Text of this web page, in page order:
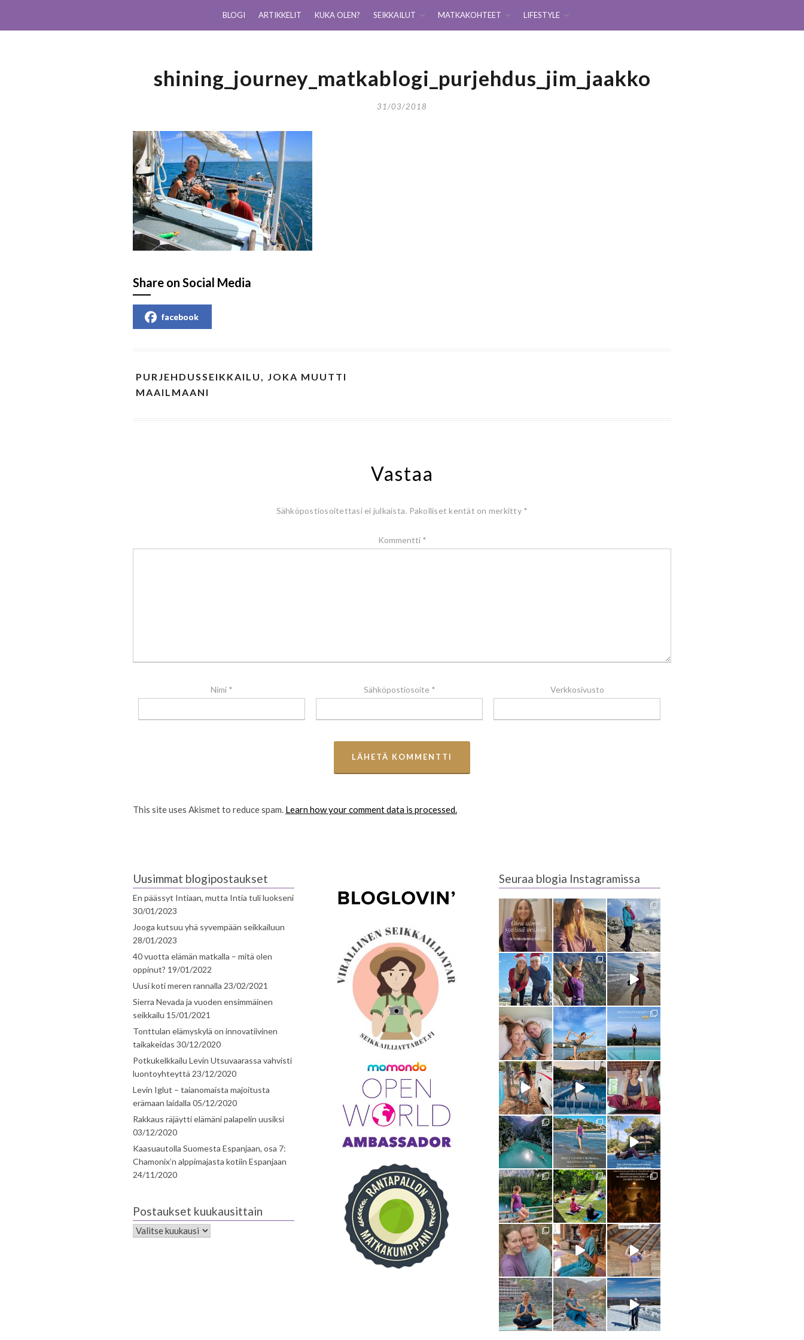
BLOGI ARTIKKELIT KUKA OLEN? SEIKKAILUT MATKAKOHTEET LIFESTYLE
shining_journey_matkablogi_purjehdus_jim_jaakko
31/03/2018
Share on Social Media
facebook
PURJEHDUSSEIKKAILU, JOKA MUUTTI
MAAILMAANI
Vastaa
Sähköpostiosoitettasi ei julkaista. Pakolliset kentät on merkitty *
Kommentti *
Nimi * Sähköpostiosoite * Verkkosivusto
This site uses Akismet to reduce spam. Learn how your comment data is processed.
Uusimmat blogipostaukset
En päässyt Intiaan, mutta Intia tuli luokseni
30/01/2023
Jooga kutsuu yhä syvempään seikkailuun
28/01/2023
40 vuotta elämän matkalla – mitä olen
oppinut? 19/01/2022
Uusi koti meren rannalla 23/02/2021
Sierra Nevada ja vuoden ensimmäinen
seikkailu 15/01/2021
Tonttulan elämyskylä on innovatiivinen
taikakeidas 30/12/2020
Potkukelkkailu Levin Utsuvaarassa vahvisti
luontoyhteyttä 23/12/2020
Levin Iglut – taianomaista majoitusta
erämaan laidalla 05/12/2020
Rakkaus räjäytti elämäni palapelin uusiksi
03/12/2020
Kaasuautolla Suomesta Espanjaan, osa 7:
Chamonix’n alppimajasta kotiin Espanjaan
24/11/2020
Postaukset kuukausittain
Seuraa blogia Instagramissa